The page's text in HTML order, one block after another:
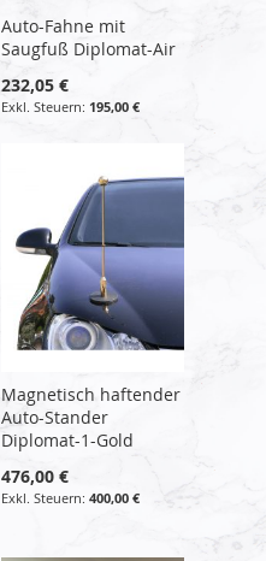
Auto-Fahne mit
Saugfuß Diplomat-Air
232,05 €
195,00 €
Magnetisch haftender
Auto-Stander
Diplomat-1-Gold
476,00 €
400,00 €